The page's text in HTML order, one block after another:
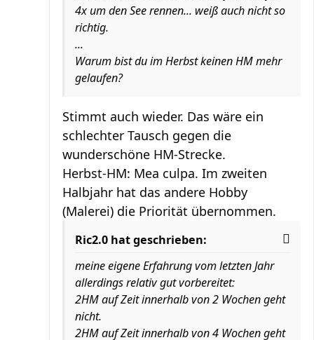
4x um den See rennen... weiß auch nicht so
richtig.
...
Warum bist du im Herbst keinen HM mehr
gelaufen?
Stimmt auch wieder. Das wäre ein
schlechter Tausch gegen die
wunderschöne HM-Strecke.
Herbst-HM: Mea culpa. Im zweiten
Halbjahr hat das andere Hobby
(Malerei) die Priorität übernommen.
Ric2.0 hat geschrieben:
meine eigene Erfahrung vom letzten Jahr
allerdings relativ gut vorbereitet:
2HM auf Zeit innerhalb von 2 Wochen geht
nicht.
2HM auf Zeit innerhalb von 4 Wochen geht